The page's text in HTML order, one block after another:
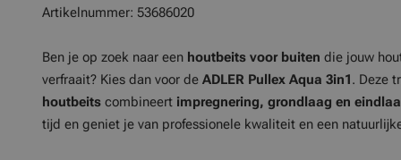
Artikelnummer: 53686020
Ben je op zoek naar een houtbeits voor buiten die jouw
verfraait? Kies dan voor de ADLER Pullex Aqua 3in1. Deze
houtbeits combineert impregnering, grondlaag en
tijd en geniet je van professionele kwaliteit en een